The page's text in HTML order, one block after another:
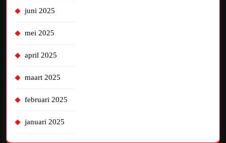
juni 2025
mei 2025
april 2025
maart 2025
februari 2025
januari 2025